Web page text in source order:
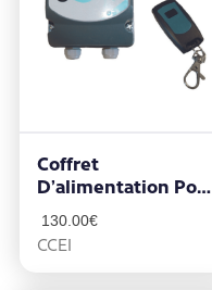
Coffret
D’alimentation Pour
Projecteur PICCOLO
– PIRF31
130.00€
CCEI